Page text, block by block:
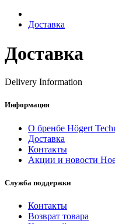
Доставка
Доставка
Delivery Information
Информация
О бренбе Högert
Доставка
Контакты
Акции и новости
Служба поддержки
Контакты
Возврат товара